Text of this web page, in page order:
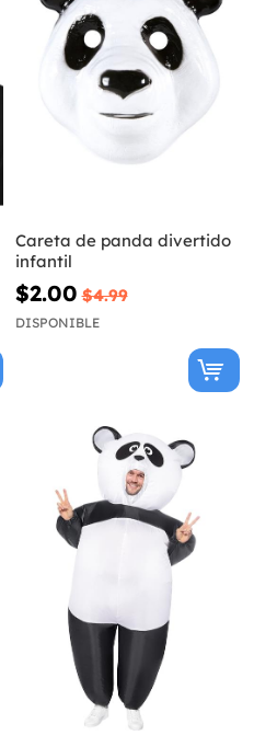
Careta de panda divertido
infantil
$2.00 $4.99
DISPONIBLE